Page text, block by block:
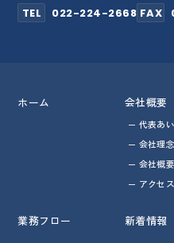
TEL
022-224-2668 FAX
ホーム 会社概要
代表あ
会社理念
会社概要
アクセス
業務フロー 新着情報